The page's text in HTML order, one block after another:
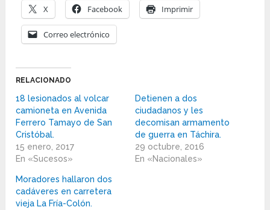
X Facebook Imprimir
Correo electrónico
RELACIONADO
18 lesionados al volcar
camioneta en Avenida
Ferrero Tamayo de San
Cristóbal.
15 enero, 2017
En «Sucesos»
Detienen a dos
ciudadanos y les
decomisan armamento
de guerra en Táchira.
29 octubre, 2016
En «Nacionales»
Moradores hallaron dos
cadáveres en carretera
vieja La Fría-Colón.